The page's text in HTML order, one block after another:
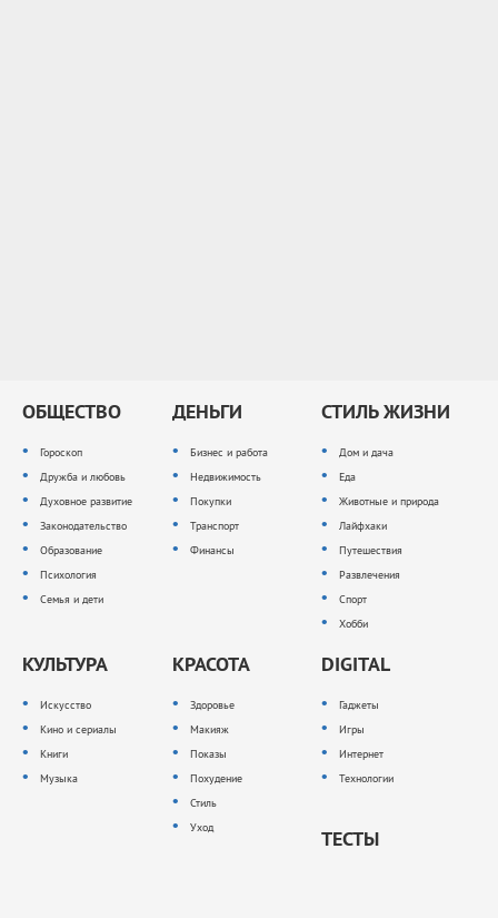
ОБЩЕСТВО
Гороскоп
Дружба и любовь
Духовное развитие
Законодательство
Образование
Психология
Семья и дети
ДЕНЬГИ
Бизнес и работа
Недвижимость
Покупки
Транспорт
Финансы
СТИЛЬ ЖИЗНИ
Дом и дача
Еда
Животные и природа
Лайфхаки
Путешествия
Развлечения
Спорт
Хобби
КУЛЬТУРА
Искусство
Кино и сериалы
Книги
Музыка
КРАСОТА
Здоровье
Макияж
Показы
Похудение
Стиль
Уход
DIGITAL
Гаджеты
Игры
Интернет
Технологии
ТЕСТЫ